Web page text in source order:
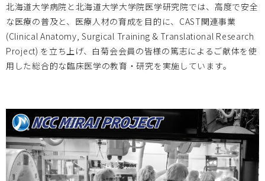
岡山大学 2023.09.04
2023/10/14 、2023/11/11 2023年度次世代医療機器開発人
材育成プログラム 医療機器開発コース 受講生募集のお知ら
大分大学 2023.08.03
2023/9/7 令和５年度医療機器開発ビジネススクール開催
のお知らせ
北海道大学病院と北海道大学大学院医学研究院では、高度で安全
な医療の普及と、医療人材の育成を目的に、CAST関連事業
(Clinical Anatomy, Surgical Training & Translational Research
Project) を立ち上げ、白菊会会員の皆様の篤志によるご献体を使
用した総合的な臨床医学の教育・研究を実施しています。